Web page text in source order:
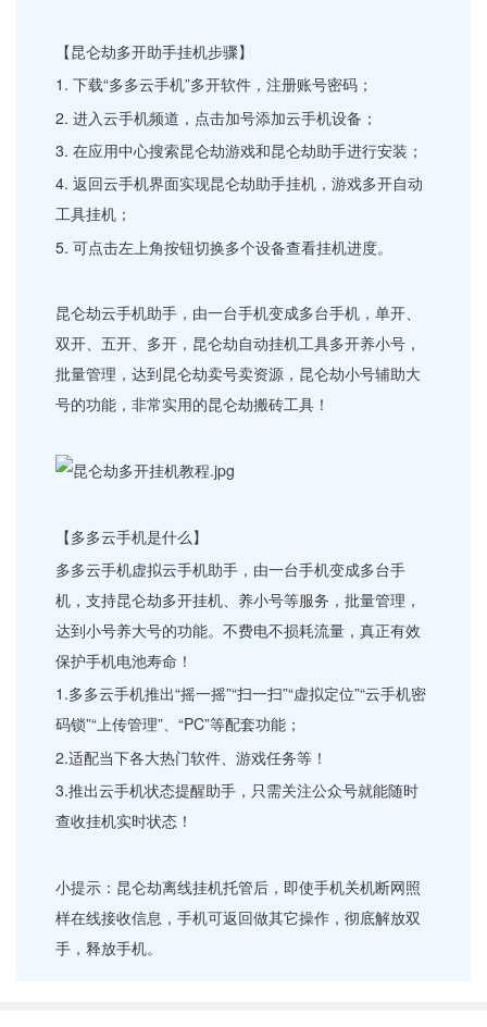
【昆仑劫多开助手挂机步骤】
1. 下载“多多云手机”多开软件，注册账号密码；
2. 进入云手机频道，点击加号添加云手机设备；
3. 在应用中心搜索昆仑劫游戏和昆仑劫助手进行安装；
4. 返回云手机界面实现昆仑劫助手挂机，游戏多开自动
工具挂机；
5. 可点击左上角按钮切换多个设备查看挂机进度。
昆仑劫云手机助手，由一台手机变成多台手机，单开、
双开、五开、多开，昆仑劫自动挂机工具多开养小号，
批量管理，达到昆仑劫卖号卖资源，昆仑劫小号辅助大
号的功能，非常实用的昆仑劫搬砖工具！
【多多云手机是什么】
多多云手机虚拟云手机助手，由一台手机变成多台手
机，支持昆仑劫多开挂机、养小号等服务，批量管理，
达到小号养大号的功能。不费电不损耗流量，真正有效
保护手机电池寿命！
1.多多云手机推出“摇一摇”“扫一扫”“虚拟定位”“云手机密
码锁”“上传管理”、“PC”等配套功能；
2.适配当下各大热门软件、游戏任务等！
3.推出云手机状态提醒助手，只需关注公众号就能随时
查收挂机实时状态！
小提示：昆仑劫离线挂机托管后，即使手机关机断网照
样在线接收信息，手机可返回做其它操作，彻底解放双
手，释放手机。